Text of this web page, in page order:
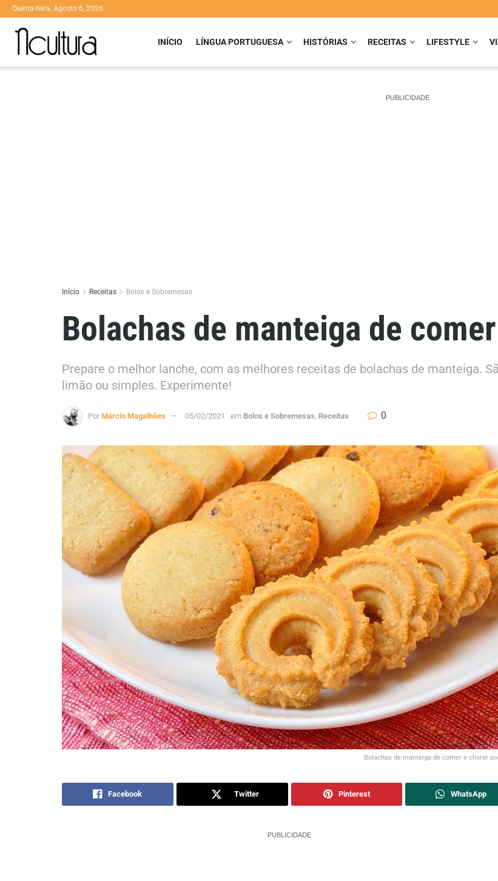
Quinta-feira, Agosto 6, 2026
INÍCIO LÍNGUA PORTUGUESA HISTÓRIAS RECEITAS LIFESTYLE
PUBLICIDADE
Início Receitas Bolos e Sobremesas
Bolachas de manteiga de
Prepare o melhor lanche, com as melhores receitas de bolachas de manteiga.
limão ou simples. Experimente!
Por Márcio Magalhães 05/02/2021 em Bolos e Sobremesas, Receitas 0
Bolachas de manteiga de comer e chorar
Facebook Twitter Pinterest WhatsApp
PUBLICIDADE